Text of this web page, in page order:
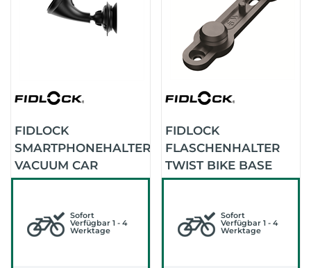
FIDLOCK
SMARTPHONEHALTER
VACUUM CAR
SUCATION BASE
Sofort
Verfügbar 1 - 4
Werktage
FIDLOCK
FLASCHENHALTER
TWIST BIKE BASE
OFFEN (SCHWARZ)
Sofort
Verfügbar 1 - 4
Werktage